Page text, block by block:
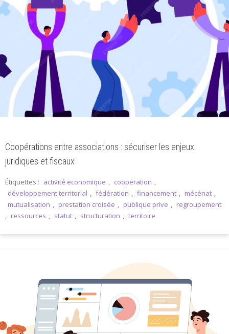
Coopérations entre associations : sécuriser les enjeux
juridiques et fiscaux
Étiquettes : activité economique , cooperation ,
développement territorial , fédération , financement , mécénat ,
mutualisation , prestation croisée , publique prive , regroupement
, ressources , statut , structuration , territoire